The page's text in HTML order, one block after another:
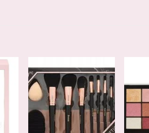
AJOUTER
À LA
LISTE DE
SOUHAITS